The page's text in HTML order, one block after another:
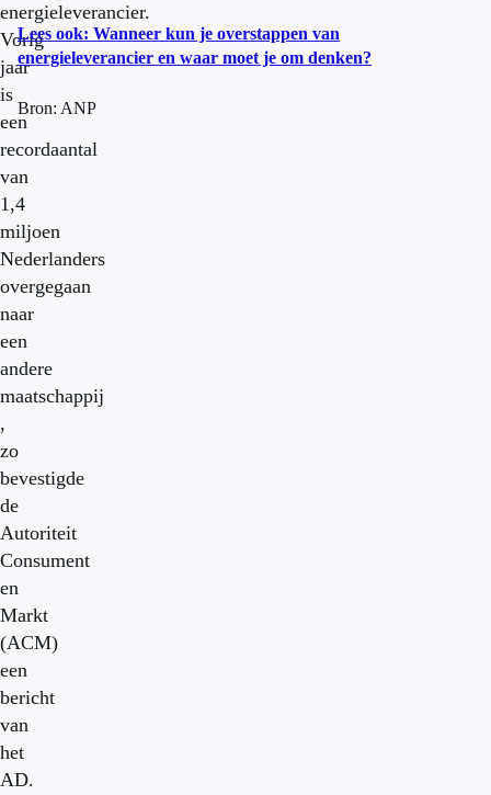
energieleverancier.
Vorig
jaar
is
een
recordaantal
van
1,4
miljoen
Nederlanders
overgegaan
naar
een
andere
maatschappij
,
zo
bevestigde
de
Autoriteit
Consument
en
Markt
(ACM)
een
bericht
van
het
AD.
Lees ook: Wanneer kun je overstappen van
energieleverancier en waar moet je om denken?
Bron: ANP